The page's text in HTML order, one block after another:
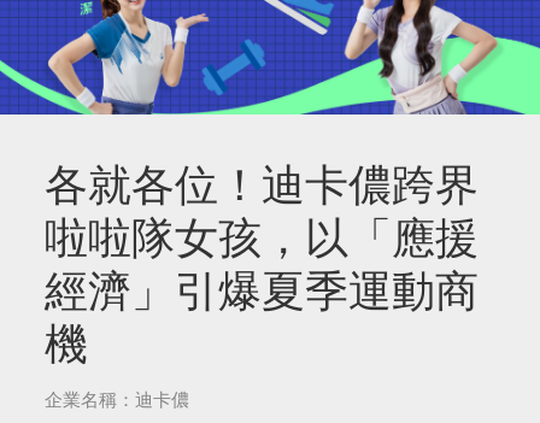
各就各位！迪卡儂跨界
啦啦隊女孩，以「應援
經濟」引爆夏季運動商
機
企業名稱：迪卡儂